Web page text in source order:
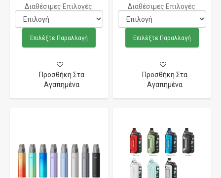
Διαθέσιμες Επιλογές:
Επιλέξτε Παραλλαγή
Προσθήκη Στα
Αγαπημένα
Διαθέσιμες Επιλογές:
Επιλέξτε Παραλλαγή
Προσθήκη Στα
Αγαπημένα